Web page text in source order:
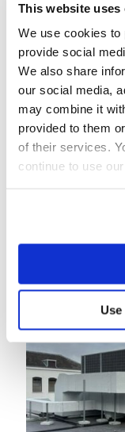
This website uses
We use cookies to
provide social
We also share
our social media,
may combine it
provided to them
of their services.
continue to use